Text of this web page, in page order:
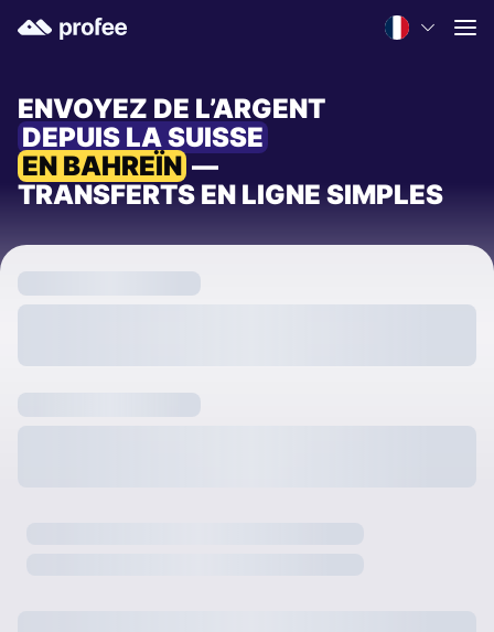
ENVOYEZ DE L’ARGENT
DEPUIS LA SUISSE
EN BAHREÏN —
TRANSFERTS EN LIGNE SIMPLES